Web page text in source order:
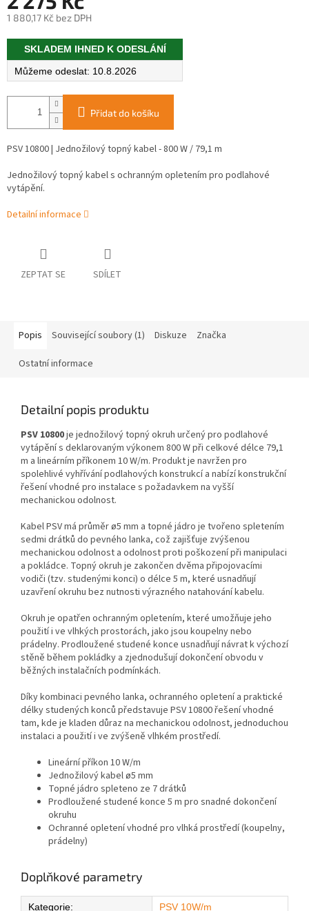
1 880,17 Kč bez DPH
Měrná
cena:SKLADEM IHNED K ODESLÁNÍ
10.8.2026
Přidat do košíku
PSV 10800 | Jednožilový topný kabel - 800 W / 79,1 m
Jednožilový topný kabel s ochranným opletením pro podlahové
vytápění.
Detailní informace
ZEPTAT SE SDÍLET
Popis Související soubory (1) Diskuze Značka
Ostatní informace
Detailní popis produktu
PSV 10800je jednožilový topný okruh určený pro podlahové
vytápění s deklarovaným výkonem 800 W při celkové délce 79,1
m a lineárním příkonem 10 W/m. Produkt je navržen pro
spolehlivé vyhřívání podlahových konstrukcí a nabízí konstrukční
řešení vhodné pro instalace s požadavkem na vyšší
mechanickou odolnost.
Kabel PSV má průměr ø5 mm a topné jádro je tvořeno spletením
sedmi drátků do pevného lanka, což zajišťuje zvýšenou
mechanickou odolnost a odolnost proti poškození při manipulaci
a pokládce. Topný okruh je zakončen dvěma připojovacími
vodiči (tzv. studenými konci) o délce 5 m, které usnadňují
uzavření okruhu bez nutnosti výrazného natahování kabelu.
Okruh je opatřen ochranným opletením, které umožňuje jeho
použití i ve vlhkých prostorách, jako jsou koupelny nebo
prádelny. Prodloužené studené konce usnadňují návrat k výchozí
stěně během pokládky a zjednodušují dokončení obvodu v
běžných instalačních podmínkách.
Díky kombinaci pevného lanka, ochranného opletení a praktické
délky studených konců představuje PSV 10800 řešení vhodné
tam, kde je kladen důraz na mechanickou odolnost, jednoduchou
instalaci a použití i ve zvýšeně vlhkém prostředí.
Lineární příkon 10 W/m
Jednožilový kabel ø5 mm
Topné jádro spleteno ze 7 drátků
Prodloužené studené konce 5 m pro snadné dokončení
okruhu
Ochranné opletení vhodné pro vlhká prostředí (koupelny,
prádelny)
Doplňkové parametry
Kategorie:
PSV 10W/m